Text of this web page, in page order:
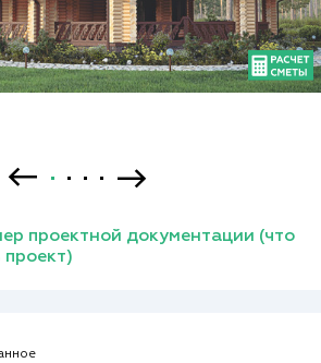
проектной документации (что
проект)